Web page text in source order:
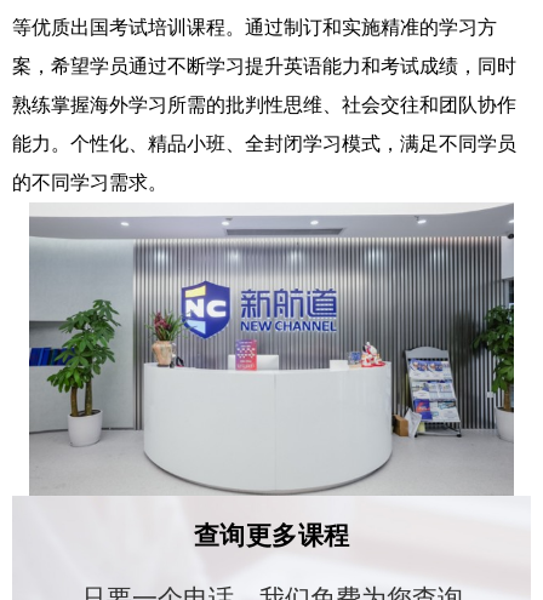
等优质出国考试培训课程。通过制订和实施精准的学习方
案，希望学员通过不断学习提升英语能力和考试成绩，同时
熟练掌握海外学习所需的批判性思维、社会交往和团队协作
能力。个性化、精品小班、全封闭学习模式，满足不同学员
的不同学习需求。